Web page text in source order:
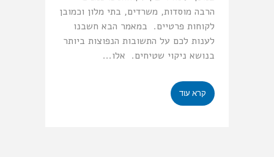
הרבה מוסדות, משרדים, בתי מלון וכמובן
לקוחות פרטיים. במאמר הבא חשבנו
לענות לכם על התשובות הנפוצות ביותר
בנושא ניקוי שטיחים. אלו...
קרא עוד